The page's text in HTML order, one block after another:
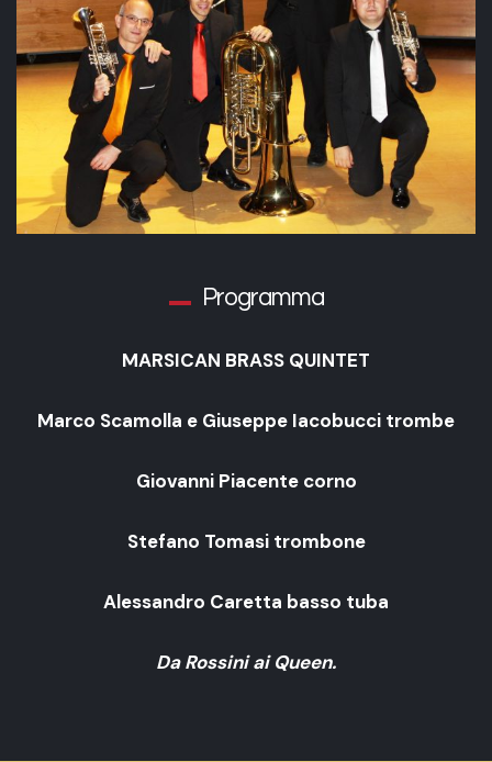
Programma
MARSICAN BRASS QUINTET
Marco Scamolla e Giuseppe Iacobucci trombe
Giovanni Piacente corno
Stefano Tomasi trombone
Alessandro Caretta basso tuba
Da Rossini ai Queen.